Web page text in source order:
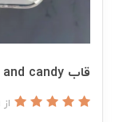
قاب C006145Imd cats and candy
از 1